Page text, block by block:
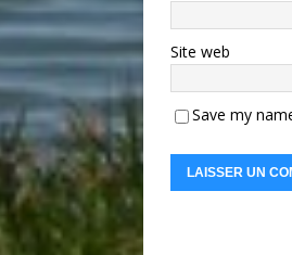
Site web
Save my